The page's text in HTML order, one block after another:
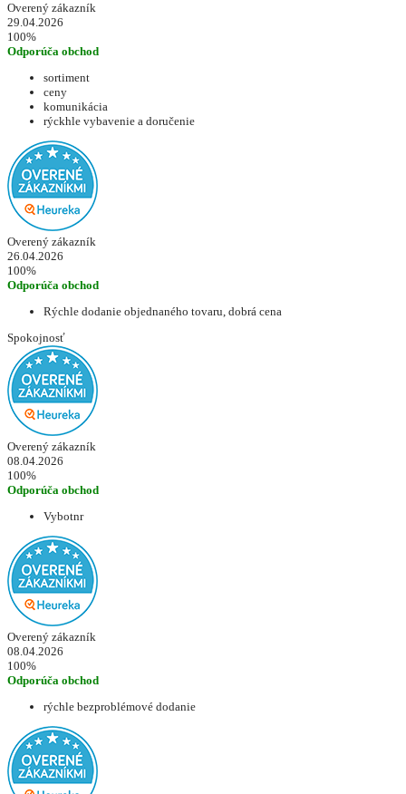
Overený zákazník
29.04.2026
100%
Odporúča obchod
sortiment
ceny
komunikácia
rýckhle vybavenie a doručenie
Overený zákazník
26.04.2026
100%
Odporúča obchod
Rýchle dodanie objednaného tovaru, dobrá cena
Spokojnosť
Overený zákazník
08.04.2026
100%
Odporúča obchod
Vybotnr
Overený zákazník
08.04.2026
100%
Odporúča obchod
rýchle bezproblémové dodanie